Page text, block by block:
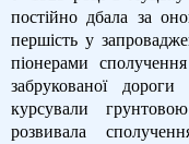
постійно дбала за
першість у
піонерами
забрукованої
курсували
розвивала